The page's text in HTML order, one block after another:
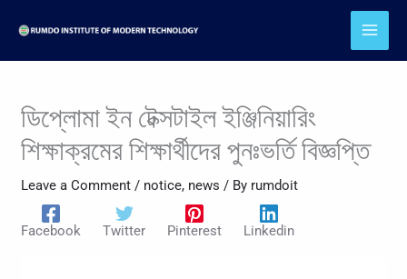
content
ডিপ্লোমা ইন টেক্সটাইল ইঞ্জিনিয়ারিং
শিক্ষাক্রমের শিক্ষার্থীদের পুনঃভর্তি বিজ্ঞপ্তি
Leave a Comment / notice, news / By rumdoit
Facebook Twitter Pinterest Linkedin